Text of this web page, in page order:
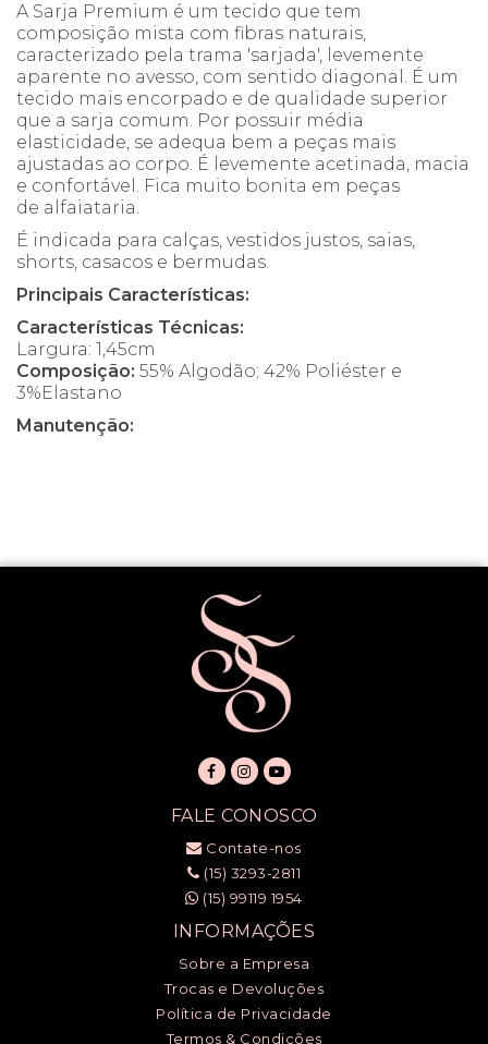
A Sarja Premium é um tecido que tem
composição mista com fibras naturais,
caracterizado pela trama 'sarjada', levemente
aparente no avesso, com sentido diagonal. É um
tecido mais encorpado e de qualidade superior
que a sarja comum. Por possuir média
elasticidade, se adequa bem a peças mais
ajustadas ao corpo. É levemente acetinada, macia
e confortável. Fica muito bonita em peças
de alfaiataria.
É indicada para calças, vestidos justos, saias,
shorts, casacos e bermudas.
Principais Características:
Características Técnicas:
Largura: 1,45cm
Composição: 55% Algodão; 42% Poliéster e
3%Elastano
Manutenção:
FALE CONOSCO
Contate-nos
(15) 3293-2811
(15) 99119 1954
INFORMAÇÕES
Sobre a Empresa
Trocas e Devoluções
Política de Privacidade
Termos & Condições